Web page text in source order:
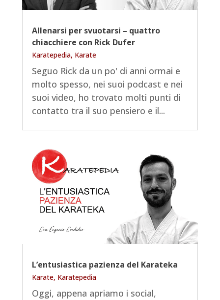
Allenarsi per svuotarsi – quattro
chiacchiere con Rick Dufer
Karatepedia, Karate
Seguo Rick da un po' di anni ormai e
molto spesso, nei suoi podcast e nei
suoi video, ho trovato molti punti di
contatto tra il suo pensiero e il...
L’entusiastica pazienza del Karateka
Karate, Karatepedia
Oggi, appena apriamo i social,